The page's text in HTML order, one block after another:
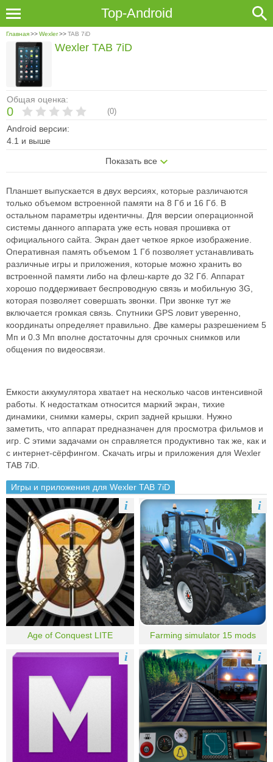
Top-Android
Главная>>Wexler>>TAB 7iD
Общая оценка:
0 (0)
Android версии:
4.1 и выше
Показать все
Wexler TAB 7iD
Планшет выпускается в двух версиях, которые различаются
только объемом встроенной памяти на 8 Гб и 16 Гб. В
остальном параметры идентичны. Для версии операционной
системы данного аппарата уже есть новая прошивка от
официального сайта. Экран дает четкое яркое изображение.
Оперативная память объемом 1 Гб позволяет устанавливать
различные игры и приложения, которые можно хранить во
встроенной памяти либо на флеш-карте до 32 Гб. Аппарат
хорошо поддерживает беспроводную связь и мобильную 3G,
которая позволяет совершать звонки. При звонке тут же
включается громкая связь. Спутники GPS ловит уверенно,
координаты определяет правильно. Две камеры разрешением 5
Мп и 0.3 Мп вполне достаточны для срочных снимков или
общения по видеосвязи.
Емкости аккумулятора хватает на несколько часов интенсивной
работы. К недостаткам относится маркий экран, тихие
динамики, снимки камеры, скрип задней крышки. Нужно
заметить, что аппарат предназначен для просмотра фильмов и
игр. С этими задачами он справляется продуктивно так же, как и
с интернет-сёрфингом. Скачать игры и приложения для Wexler
TAB 7iD.
Игры и приложения для Wexler TAB 7iD
Age of Conquest LITE
i
Farming simulator 15 mods
i
i i